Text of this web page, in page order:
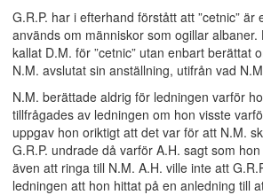
G.R.P. har i efterhand förstått att ”cetnic” är
används om människor som ogillar albaner.
kallat D.M. för ”cetnic” utan enbart berättat
N.M. avslutat sin anställning, utifrån vad
N.M. berättade aldrig för ledningen varför
tillfrågades av ledningen om hon visste
uppgav hon oriktigt att det var för att N.M.
G.R.P. undrade då varför A.H. sagt som
även att ringa till N.M. A.H. ville inte att
ledningen att hon hittat på en anledning till